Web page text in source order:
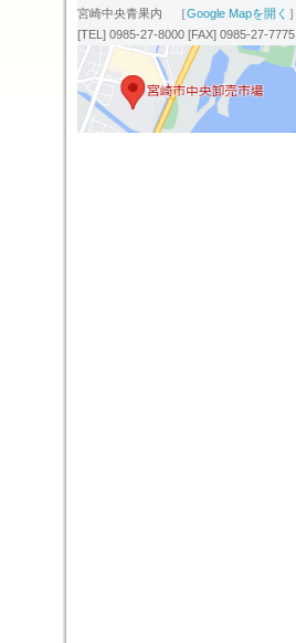
宮崎中央青果内 ［Google Mapを開く ］
[TEL] 0985-27-8000 [FAX] 0985-27-7775